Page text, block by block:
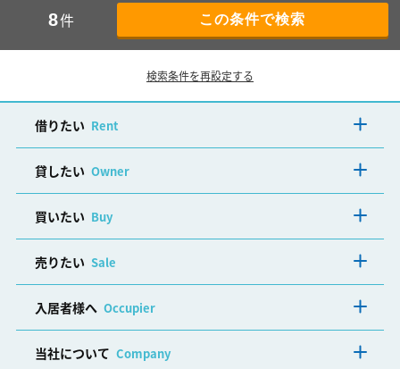
8件
検索条件を再設定する
借りたい Rent
貸したい Owner
買いたい Buy
売りたい Sale
入居者様へ Occupier
当社について Company